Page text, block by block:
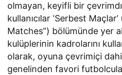
olmayan, keyifli bir
kullanıcılar ‘Serbest
Matches”) bölümünde yer
kulüplerinin kadrolarını
olarak, oyuna çevrimiçi
genelinden favori